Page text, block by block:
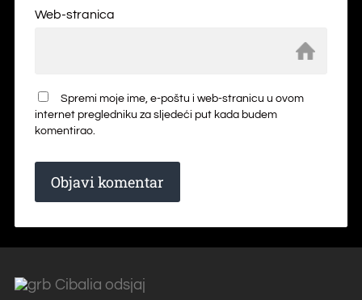
Web-stranica
Spremi moje ime, e-poštu i web-stranicu u ovom
internet pregledniku za sljedeći put kada budem
komentirao.